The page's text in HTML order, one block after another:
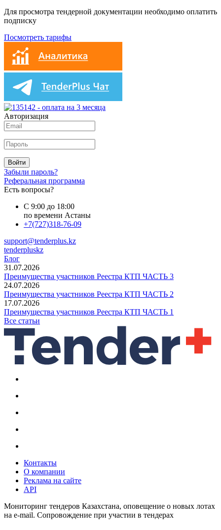
Для просмотра тендерной документации необходимо оплатить
подписку
Посмотреть тарифы
Авторизация
Войти
Забыли пароль?
Реферальная программа
Есть вопросы?
С 9:00 до 18:00
по времени Астаны
+7(727)318-76-09
support@tenderplus.kz
tenderpluskz
Блог
31.07.2026
Преимущества участников Реестра КТП ЧАСТЬ 3
24.07.2026
Преимущества участников Реестра КТП ЧАСТЬ 2
17.07.2026
Преимущества участников Реестра КТП ЧАСТЬ 1
Все статьи
Контакты
О компании
Реклама на сайте
API
Мониторинг тендеров Казахстана, оповещение о новых лотах
на e-mail. Сопровождение при участии в тендерах